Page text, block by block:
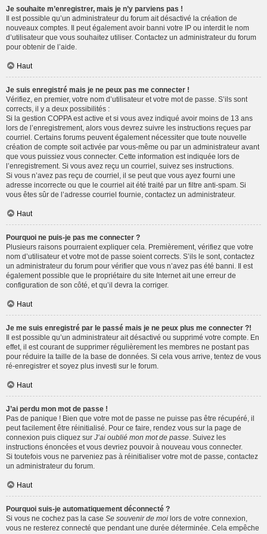
Je souhaite m’enregistrer, mais je n’y parviens pas !
Il est possible qu’un administrateur du forum ait désactivé la création de
nouveaux comptes. Il peut également avoir banni votre IP ou interdit le nom
d’utilisateur que vous souhaitez utiliser. Contactez un administrateur du forum
pour obtenir de l’aide.
Haut
Je suis enregistré mais je ne peux pas me connecter !
Vérifiez, en premier, votre nom d’utilisateur et votre mot de passe. S’ils sont
corrects, il y a deux possibilités :
Si la gestion COPPA est active et si vous avez indiqué avoir moins de 13 ans
lors de l’enregistrement, alors vous devrez suivre les instructions reçues par
courriel. Certains forums peuvent également nécessiter que toute nouvelle
création de compte soit activée par vous-même ou par un administrateur avant
que vous puissiez vous connecter. Cette information est indiquée lors de
l’enregistrement. Si vous avez reçu un courriel, suivez ses instructions.
Si vous n’avez pas reçu de courriel, il se peut que vous ayez fourni une
adresse incorrecte ou que le courriel ait été traité par un filtre anti-spam. Si
vous êtes sûr de l’adresse courriel fournie, contactez un administrateur.
Haut
Pourquoi ne puis-je pas me connecter ?
Plusieurs raisons pourraient expliquer cela. Premièrement, vérifiez que votre
nom d’utilisateur et votre mot de passe soient corrects. S’ils le sont, contactez
un administrateur du forum pour vérifier que vous n’avez pas été banni. Il est
également possible que le propriétaire du site Internet ait une erreur de
configuration de son côté, et qu’il devra la corriger.
Haut
Je me suis enregistré par le passé mais je ne peux plus me connecter ?!
Il est possible qu’un administrateur ait désactivé ou supprimé votre compte. En
effet, il est courant de supprimer régulièrement les membres ne postant pas
pour réduire la taille de la base de données. Si cela vous arrive, tentez de vous
ré-enregistrer et soyez plus investi sur le forum.
Haut
J’ai perdu mon mot de passe !
Pas de panique ! Bien que votre mot de passe ne puisse pas être récupéré, il
peut facilement être réinitialisé. Pour ce faire, rendez vous sur la page de
connexion puis cliquez sur J’ai oublié mon mot de passe . Suivez les
instructions énoncées et vous devriez pouvoir à nouveau vous connecter.
Si toutefois vous ne parveniez pas à réinitialiser votre mot de passe, contactez
un administrateur du forum.
Haut
Pourquoi suis-je automatiquement déconnecté ?
Si vous ne cochez pas la case Se souvenir de moi lors de votre connexion,
vous ne resterez connecté que pendant une durée déterminée. Cela empêche